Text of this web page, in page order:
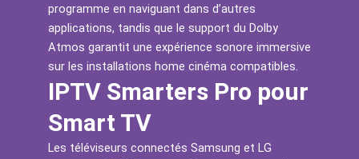
programme en naviguant dans d’autres
applications, tandis que le support du Dolby
Atmos garantit une expérience sonore immersive
sur les installations home cinéma compatibles.
IPTV Smarters Pro pour
Smart TV
Les téléviseurs connectés Samsung et LG